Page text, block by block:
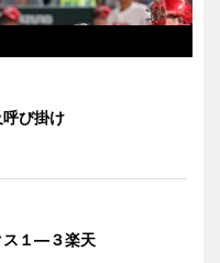
呼び掛け
ス１―３楽天